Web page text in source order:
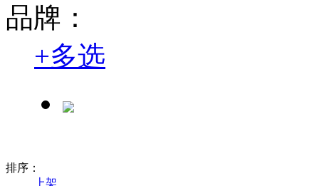
品牌：
+多选
排序：
上架